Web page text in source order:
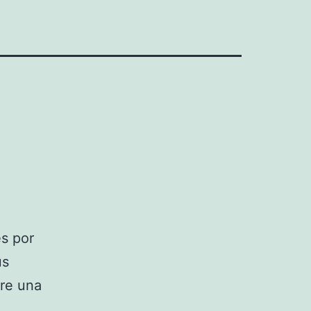
por
una